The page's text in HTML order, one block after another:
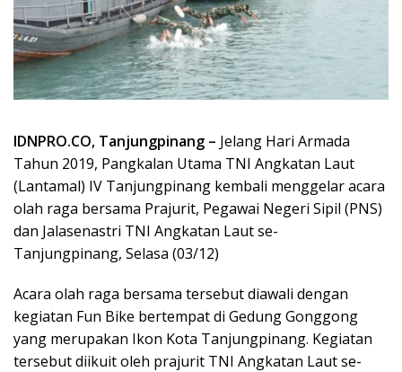
IDNPRO.CO, Tanjungpinang – Jelang Hari Armada
Tahun 2019, Pangkalan Utama TNI Angkatan Laut
(Lantamal) IV Tanjungpinang kembali menggelar acara
olah raga bersama Prajurit, Pegawai Negeri Sipil (PNS)
dan Jalasenastri TNI Angkatan Laut se-
Tanjungpinang, Selasa (03/12)
Acara olah raga bersama tersebut diawali dengan
kegiatan Fun Bike bertempat di Gedung Gonggong
yang merupakan Ikon Kota Tanjungpinang. Kegiatan
tersebut diikuit oleh prajurit TNI Angkatan Laut se-